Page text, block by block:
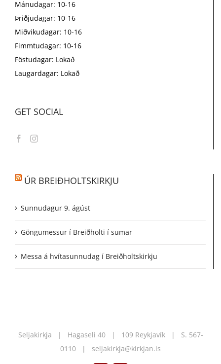
Mánudagar: 10-16
Þriðjudagar: 10-16
Miðvikudagar: 10-16
Fimmtudagar: 10-16
Föstudagar: Lokað
Laugardagar: Lokað
GET SOCIAL
ÚR BREIÐHOLTSKIRKJU
Sunnudagur 9. ágúst
Göngumessur í Breiðholti í sumar
Messa á hvítasunnudag í Breiðholtskirkju
Seljakirkja | Hagaseli 40 | 109 Reykjavík | S. 567-
0110 | seljakirkja@kirkjan.is